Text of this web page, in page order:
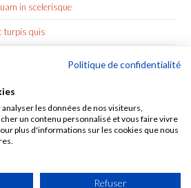
in scelerisque
turpis quis
Politique de confidentialité
les données de nos visiteurs,
un contenu personnalisé et vous faire vivre
plus d'informations sur les cookies que nous
Refuser